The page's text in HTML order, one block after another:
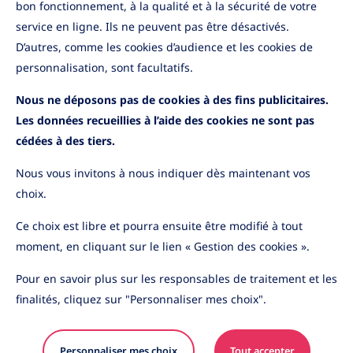
Informations pratiques
Application mobile
Informations sécurité
Contactez-nous
Les informations contenues sur ce site sont purement
indicatives et sont susceptibles d’être modifiées sans
préavis en raison de l’évolution de l’environnement
juridique et fiscal. Du fait de leur simplification, elles
bon fonctionnement, à la qualité et à la sécurité de votre
service en ligne. Ils ne peuvent pas être désactivés.
D’autres, comme les cookies d’audience et les cookies de
personnalisation, sont facultatifs.
Nous ne déposons pas de cookies à des fins publicitaires.
Les données recueillies à l’aide des cookies ne sont pas
cédées à des tiers.
Nous vous invitons à nous indiquer dès maintenant vos
choix.
Ce choix est libre et pourra ensuite être modifié à tout
moment, en cliquant sur le lien « Gestion des cookies ».
Pour en savoir plus sur les responsables de traitement et les
finalités, cliquez sur "Personnaliser mes choix".